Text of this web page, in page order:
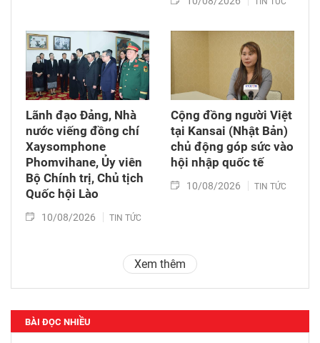
Lãnh đạo Đảng, Nhà
nước viếng đồng chí
Xaysomphone
Phomvihane, Ủy viên
Bộ Chính trị, Chủ tịch
Quốc hội Lào
10/08/2026 TIN TỨC
Cộng đồng người Việt
tại Kansai (Nhật Bản)
chủ động góp sức vào
hội nhập quốc tế
10/08/2026 TIN TỨC
Xem thêm
BÀI ĐỌC NHIỀU